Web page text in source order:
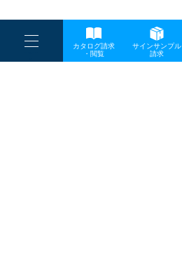
----
----
-
カタログ請求
・閲覧
サインサンプル
請求